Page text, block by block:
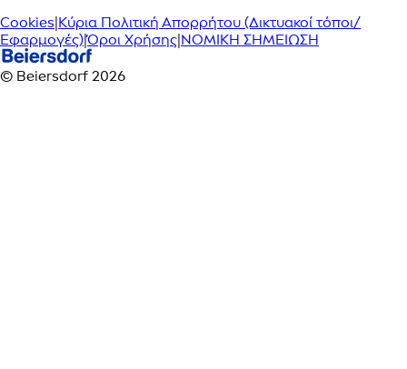
Cookies|Κύρια Πολιτική Απορρήτου (Δικτυακοί τόποι/
Εφαρμογές)|Όροι Χρήσης|ΝΟΜΙΚΗ ΣΗΜΕΙΩΣΗ
© Beiersdorf 2026